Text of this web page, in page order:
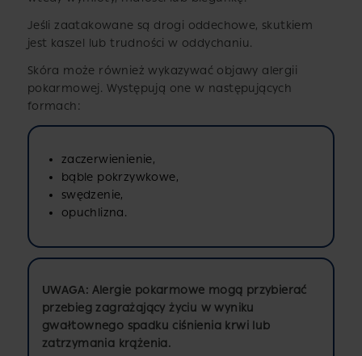
Jeśli zaatakowane są drogi oddechowe, skutkiem
jest kaszel lub trudności w oddychaniu.
Skóra może również wykazywać objawy alergii
pokarmowej. Występują one w następujących
formach:
zaczerwienienie,
bąble pokrzywkowe,
swędzenie,
opuchlizna.
UWAGA: Alergie pokarmowe mogą przybierać
przebieg zagrażający życiu w wyniku
gwałtownego spadku ciśnienia krwi lub
zatrzymania krążenia.